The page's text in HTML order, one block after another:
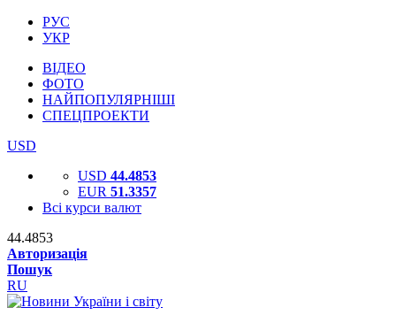
РУС
УКР
ВІДЕО
ФОТО
НАЙПОПУЛЯРНІШІ
СПЕЦПРОЕКТИ
USD
USD 44.4853
EUR 51.3357
Всі курси валют
44.4853
Авторизація
Пошук
RU